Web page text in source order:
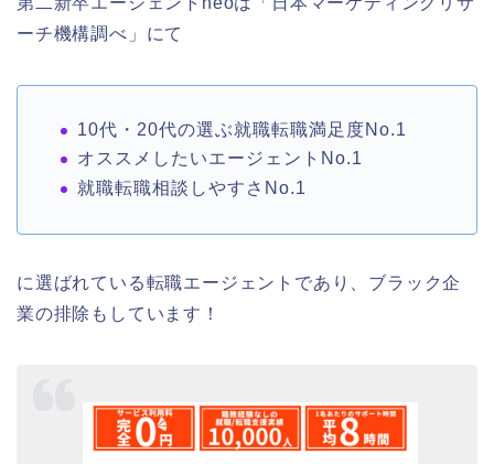
ーチ機構調べ」にて
10代・20代の選ぶ就職転職満足度No.1
オススメしたいエージェントNo.1
就職転職相談しやすさNo.1
に選ばれている転職エージェントであり、ブラック企
業の排除もしています！